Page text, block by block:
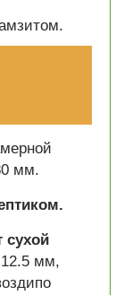
мм.
сухой
12.5 мм,